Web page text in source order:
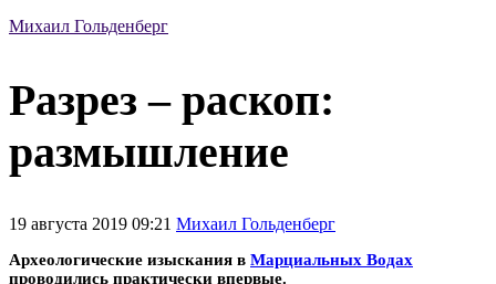
Михаил Гольденберг
Разрез – раскоп:
размышление
19 августа 2019 09:21 Михаил Гольденберг
Археологические изыскания в Марциальных Водах
проводились практически впервые.